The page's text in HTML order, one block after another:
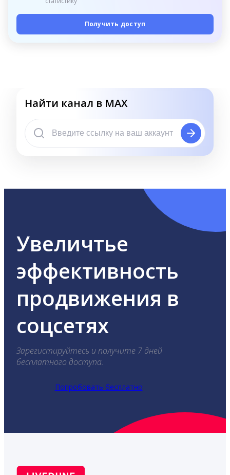
Получить доступ
Найти канал в MAX
Увеличтье
эффективность
продвижения в
соцсетях
Зарегистируйтесь и получите 7 дней
бесплатного доступа.
Попробовать бесплатно